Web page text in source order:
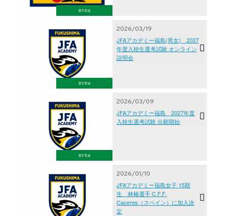
選手育成
選手育成
2026/03/19
JFAアカデミー福島(男女) 2027
年度入校生選考試験 オンライン
説明会
選手育成
2026/03/09
JFAアカデミー福島 2027年度
入校生選考試験 出願開始
2026/01/10
JFAアカデミー福島女子 15期
生 林椿選手 C.F.F.
Caceres（スペイン）に加入決
定